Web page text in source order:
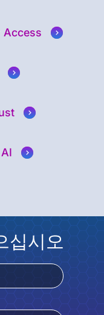
Access
십시오